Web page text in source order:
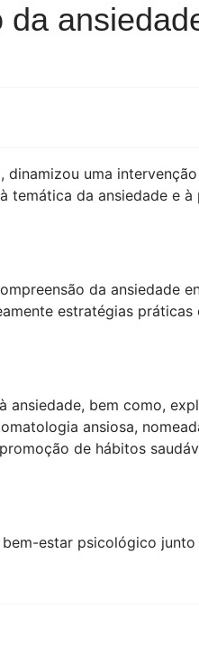
da
uma
temática da ansiedade e
da ansiedade
estratégias
bem como,
ansiosa,
de hábitos
estar psicológico